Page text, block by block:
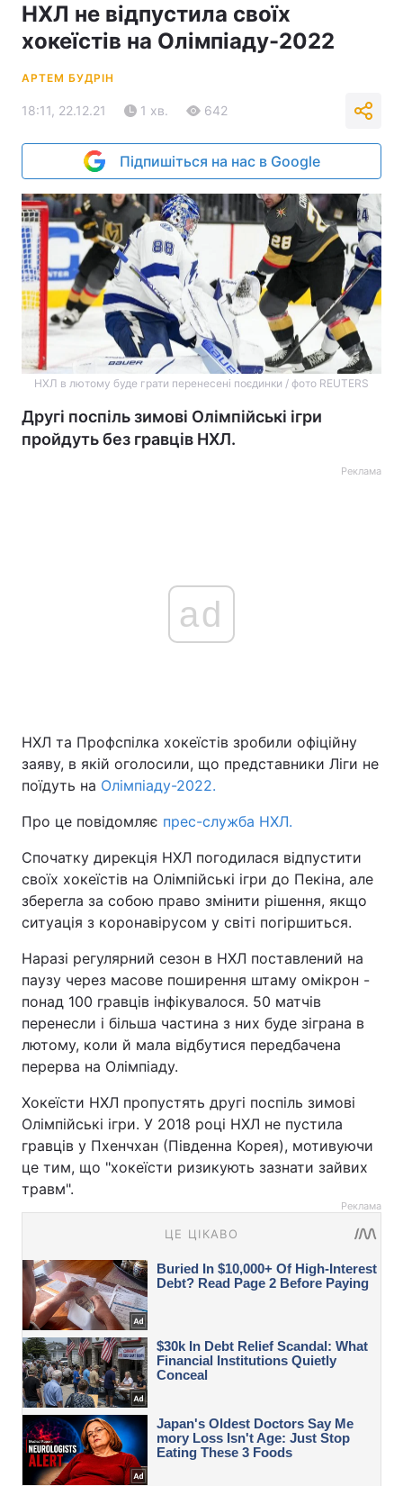
НХЛ не відпустила своїх
хокеїстів на Олімпіаду-2022
АРТЕМ БУДРІН
18:11, 22.12.21 1 хв. 642
Підпишіться на нас в Google
НХЛ в лютому буде грати перенесені поєдинки / фото REUTERS
Другі поспіль зимові Олімпійські ігри
пройдуть без гравців НХЛ.
Реклама
ad
НХЛ та Профспілка хокеїстів зробили офіційну
заяву, в якій оголосили, що представники Ліги не
поїдуть на Олімпіаду-2022.
Про це повідомляє прес-служба НХЛ.
Спочатку дирекція НХЛ погодилася відпустити
своїх хокеїстів на Олімпійські ігри до Пекіна, але
зберегла за собою право змінити рішення, якщо
ситуація з коронавірусом у світі погіршиться.
Наразі регулярний сезон в НХЛ поставлений на
паузу через масове поширення штаму омікрон -
понад 100 гравців інфікувалося. 50 матчів
перенесли і більша частина з них буде зіграна в
лютому, коли й мала відбутися передбачена
перерва на Олімпіаду.
Хокеїсти НХЛ пропустять другі поспіль зимові
Олімпійські ігри. У 2018 році НХЛ не пустила
гравців у Пхенчхан (Південна Корея), мотивуючи
це тим, що "хокеїсти ризикують зазнати зайвих
травм".
Реклама